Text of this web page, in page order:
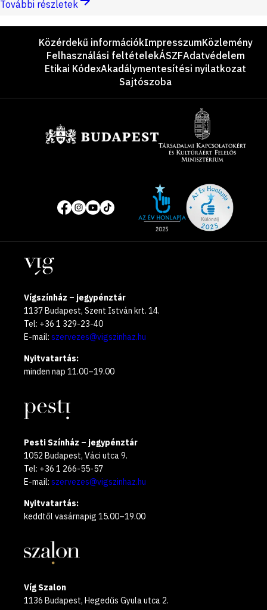
További részletek
LáblécKözérdekű információkImpresszumKözlemény
Felhasználási feltételekÁSZFAdatvédelem
Etikai KódexAkadálymentesítési nyilatkozat
Sajtószoba
Közösségi
média
oldalak
of
year
Helyszínek
Vígszínház – jegypénztár
1137 Budapest, Szent István krt. 14.
Tel: +36 1 329-23-40
E-mail: szervezes@vigszinhaz.hu
Nyitvatartás:
minden nap 11.00–19.00
Pesti Színház – jegypénztár
1052 Budapest, Váci utca 9.
Tel: +36 1 266-55-57
E-mail: szervezes@vigszinhaz.hu
Nyitvatartás:
keddtől vasárnapig 15.00–19.00
Víg Szalon
1136 Budapest, Hegedűs Gyula utca 2.